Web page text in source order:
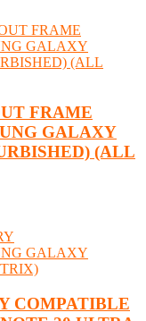
FRAME
GALAXY
(ALL
COMPATIBLE